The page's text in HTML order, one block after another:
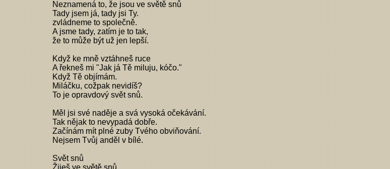
Neznamená to, že jsou ve světě snů
Tady jsem já, tady jsi Ty.
zvládneme to společně.
A jsme tady, zatím je to tak,
že to může být už jen lepší.
Když ke mně vztáhneš ruce
A řekneš mi "Jak já Tě miluju, kóčo."
Když Tě objímám.
Miláčku, cožpak nevidíš?
To je opravdový svět snů.
Měl jsi své naděje a svá vysoká očekávání.
Tak nějak to nevypadá dobře.
Začínám mít plné zuby Tvého obviňování.
Nejsem Tvůj anděl v bílé.
Svět snů
Žiješ ve světě snů.